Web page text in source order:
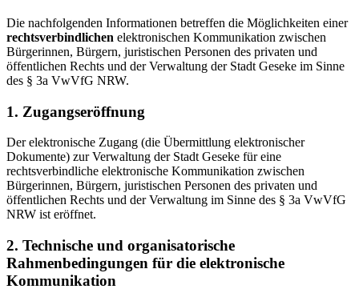
Die nachfolgenden Informationen betreffen die Möglichkeiten einer
rechtsverbindlichen elektronischen Kommunikation zwischen
Bürgerinnen, Bürgern, juristischen Personen des privaten und
öffentlichen Rechts und der Verwaltung der Stadt Geseke im Sinne
des § 3a VwVfG NRW.
1. Zugangseröffnung
Der elektronische Zugang (die Übermittlung elektronischer
Dokumente) zur Verwaltung der Stadt Geseke für eine
rechtsverbindliche elektronische Kommunikation zwischen
Bürgerinnen, Bürgern, juristischen Personen des privaten und
öffentlichen Rechts und der Verwaltung im Sinne des § 3a VwVfG
NRW ist eröffnet.
2. Technische und organisatorische
Rahmenbedingungen für die elektronische
Kommunikation